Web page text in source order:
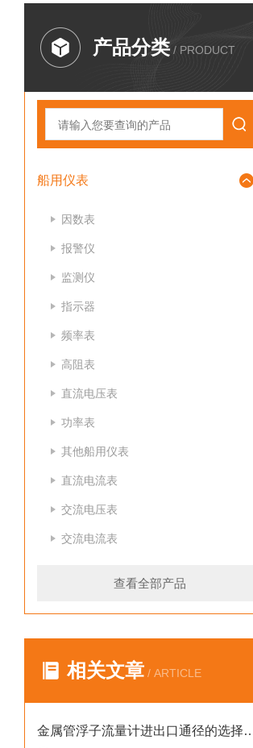
产品分类 / PRODUCT
船用仪表
因数表
报警仪
监测仪
指示器
频率表
高阻表
直流电压表
功率表
其他船用仪表
直流电流表
交流电压表
交流电流表
查看全部产品
相关文章 / ARTICLE
金属管浮子流量计进出口